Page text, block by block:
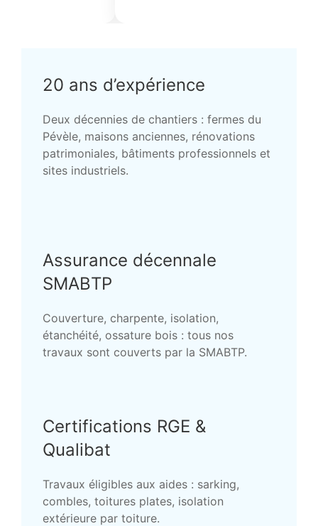
20 ans d’expérience
Deux décennies de chantiers : fermes du
Pévèle, maisons anciennes, rénovations
patrimoniales, bâtiments professionnels et
sites industriels.
Assurance décennale
SMABTP
Couverture, charpente, isolation,
étanchéité, ossature bois : tous nos
travaux sont couverts par la SMABTP.
Certifications RGE &
Qualibat
Travaux éligibles aux aides : sarking,
combles, toitures plates, isolation
extérieure par toiture.